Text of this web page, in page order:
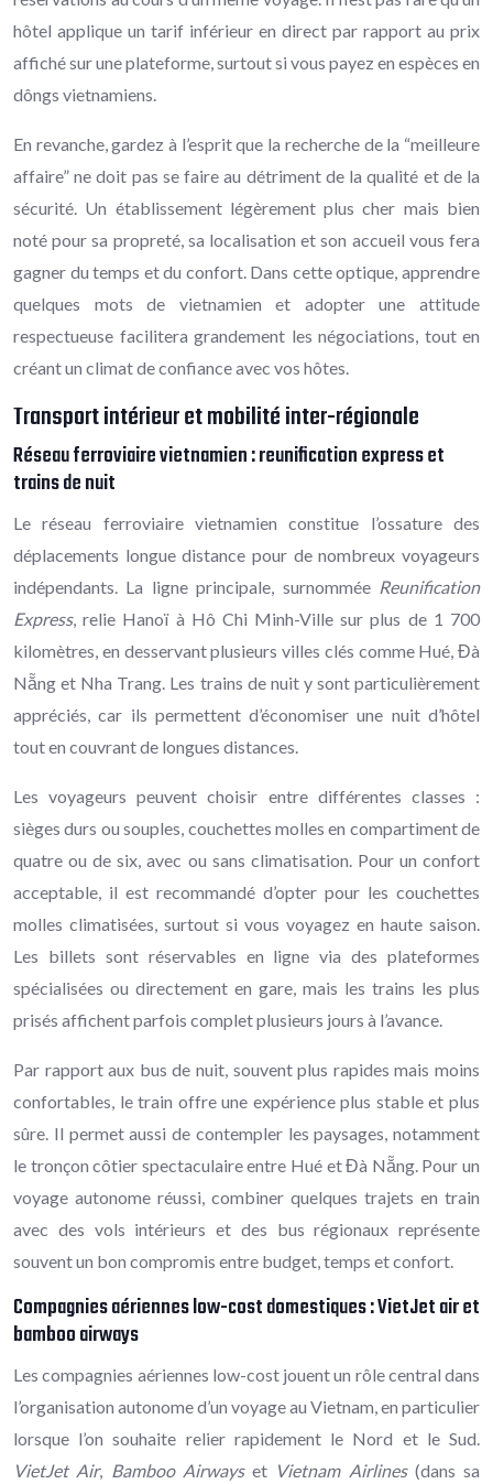
hôtel applique un tarif inférieur en direct par rapport au prix
affiché sur une plateforme, surtout si vous payez en espèces en
dôngs vietnamiens.
En revanche, gardez à l’esprit que la recherche de la “meilleure
affaire” ne doit pas se faire au détriment de la qualité et de la
sécurité. Un établissement légèrement plus cher mais bien
noté pour sa propreté, sa localisation et son accueil vous fera
gagner du temps et du confort. Dans cette optique, apprendre
quelques mots de vietnamien et adopter une attitude
respectueuse facilitera grandement les négociations, tout en
créant un climat de confiance avec vos hôtes.
Transport intérieur et mobilité inter-régionale
Réseau ferroviaire vietnamien : reunification express et
trains de nuit
Le réseau ferroviaire vietnamien constitue l’ossature des
déplacements longue distance pour de nombreux voyageurs
indépendants. La ligne principale, surnommée Reunification
Express, relie Hanoï à Hô Chi Minh-Ville sur plus de 1 700
kilomètres, en desservant plusieurs villes clés comme Hué, Đà
Nẵng et Nha Trang. Les trains de nuit y sont particulièrement
appréciés, car ils permettent d’économiser une nuit d’hôtel
tout en couvrant de longues distances.
Les voyageurs peuvent choisir entre différentes classes :
sièges durs ou souples, couchettes molles en compartiment de
quatre ou de six, avec ou sans climatisation. Pour un confort
acceptable, il est recommandé d’opter pour les couchettes
molles climatisées, surtout si vous voyagez en haute saison.
Les billets sont réservables en ligne via des plateformes
spécialisées ou directement en gare, mais les trains les plus
prisés affichent parfois complet plusieurs jours à l’avance.
Par rapport aux bus de nuit, souvent plus rapides mais moins
confortables, le train offre une expérience plus stable et plus
sûre. Il permet aussi de contempler les paysages, notamment
le tronçon côtier spectaculaire entre Hué et Đà Nẵng. Pour un
voyage autonome réussi, combiner quelques trajets en train
avec des vols intérieurs et des bus régionaux représente
souvent un bon compromis entre budget, temps et confort.
Compagnies aériennes low-cost domestiques : VietJet air et
bamboo airways
Les compagnies aériennes low-cost jouent un rôle central dans
l’organisation autonome d’un voyage au Vietnam, en particulier
lorsque l’on souhaite relier rapidement le Nord et le Sud.
VietJet Air, Bamboo Airwayset Vietnam Airlines(dans sa